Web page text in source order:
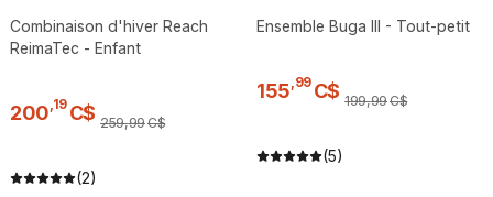
Combinaison d'hiver Reach
ReimaTec - Enfant
200 19 C$ 259,99C$
(2)
Ensemble Buga III - Tout-petit
155 99 C$ 199,99C$
(5)